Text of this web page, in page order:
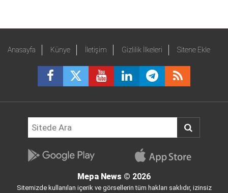
Anasayfa Künye İletişim Gizlilik İlkeleri Sitene Ekle
Mepa News © 2026
Sitemizde kullanılan içerik ve görsellerin tüm hakları saklıdır, izinsiz